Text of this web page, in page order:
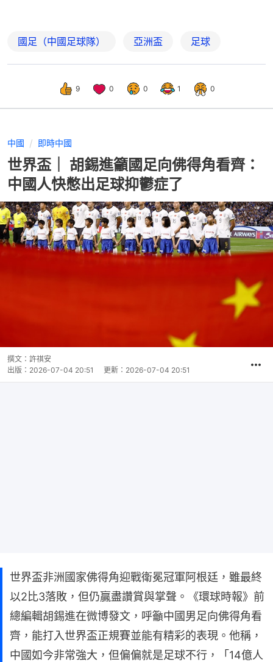
國足（中國足球隊） 亞洲盃 足球
9 0 0 1 0
中國 即時中國
世界盃｜ 胡錫進籲國足向佛得角看齊：
中國人快憋出足球抑鬱症了
撰文： 許祺安
出版： 2026-07-04 20:51 更新： 2026-07-04 20:51
世界盃非洲國家佛得角迎戰衛冕冠軍阿根廷，雖最終
以2比3落敗，但仍贏盡讚賞與掌聲。《環球時報》前
總編輯胡錫進在微博發文，呼籲中國男足向佛得角看
齊，能打入世界盃正規賽並能有精彩的表現。他稱，
中國如今非常強大，但偏偏就是足球不行，「14億人